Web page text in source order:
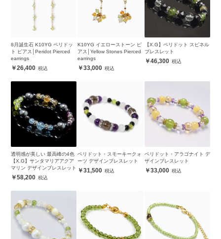
8月誕生石 K10YG ペリドッ
ト ピアス│Peridot Pierced
earrings
26,400
K10YG イエローストーン ピ
アス│Yellow Stones Pierced
earrings
33,000
【X.G】ペリドット スピネル
ブレスレット
46,300
透明感が美しい 最高峰の4色
【X.G】サンタマリアアクア
マリン デザインブレスレット
58,200
ペリドット・スモーキークォ
ーツ デザインブレスレット
31,500
ペリドット・アラゴナイト デ
ザインブレスレット
33,000